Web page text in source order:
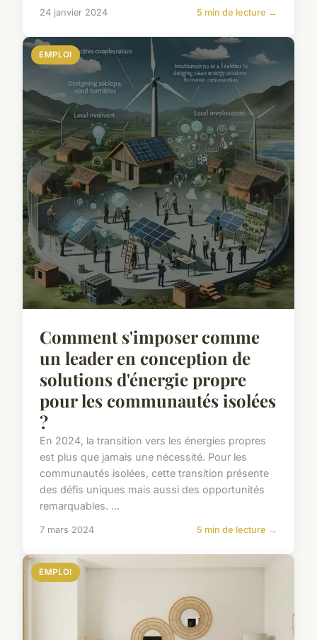
24 janvier 2024 5 min de lecture →
EMPLOI
Comment s'imposer comme
un leader en conception de
solutions d'énergie propre
pour les communautés isolées
?
En 2024, la transition vers les énergies propres
est plus que jamais une nécessité. Pour les
communautés isolées, cette transition présente
des défis uniques mais aussi des opportunités
remarquables. ...
7 mars 2024 5 min de lecture →
EMPLOI